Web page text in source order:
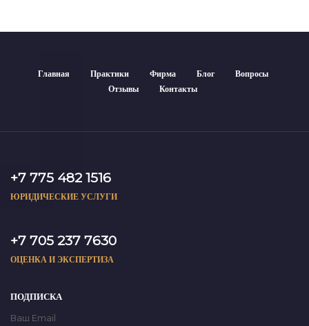
Главная Практики Фирма Блог
Вопросы
Отзывы
Контакты
+7 775 482 1516
ЮРИДИЧЕСКИЕ УСЛУГИ
+7 705 237 7630
ОЦЕНКА И ЭКСПЕРТИЗА
ПОДПИСКА